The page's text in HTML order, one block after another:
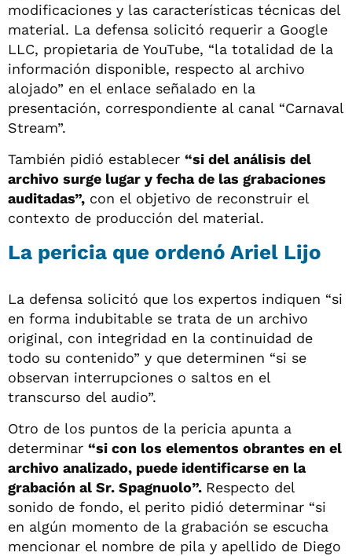
modificaciones y las características técnicas del
material. La defensa solicitó requerir a Google
LLC, propietaria de YouTube, “la totalidad de la
información disponible, respecto al archivo
alojado” en el enlace señalado en la
presentación, correspondiente al canal “Carnaval
Stream”.
También pidió establecer “si del análisis del
archivo surge lugar y fecha de las grabaciones
auditadas”, con el objetivo de reconstruir el
contexto de producción del material.
La pericia que ordenó Ariel Lijo
La defensa solicitó que los expertos indiquen “si
en forma indubitable se trata de un archivo
original, con integridad en la continuidad de
todo su contenido” y que determinen “si se
observan interrupciones o saltos en el
transcurso del audio”.
Otro de los puntos de la pericia apunta a
determinar “si con los elementos obrantes en el
archivo analizado, puede identificarse en la
grabación al Sr. Spagnuolo”. Respecto del
sonido de fondo, el perito pidió determinar “si
en algún momento de la grabación se escucha
mencionar el nombre de pila y apellido de Diego